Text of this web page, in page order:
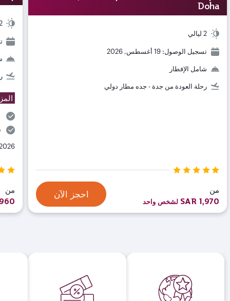
Doha
2 ليالي
تسجيل الوصول: 19 أغسطس, 2026
شامل الإفطار
رحلة العودة من جدة - جده مطار دولي
من
SAR 1,970 لشخص واحد
احجز الآن
2
من